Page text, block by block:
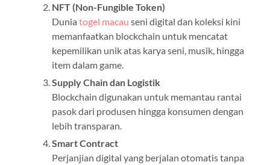
NFT (Non-Fungible Token)
Dunia togel macau seni digital dan koleksi kini
memanfaatkan blockchain untuk mencatat
kepemilikan unik atas karya seni, musik, hingga
item dalam game.
Supply Chain dan Logistik
Blockchain digunakan untuk memantau rantai
pasok dari produsen hingga konsumen dengan
lebih transparan.
Smart Contract
Perjanjian digital yang berjalan otomatis tanpa